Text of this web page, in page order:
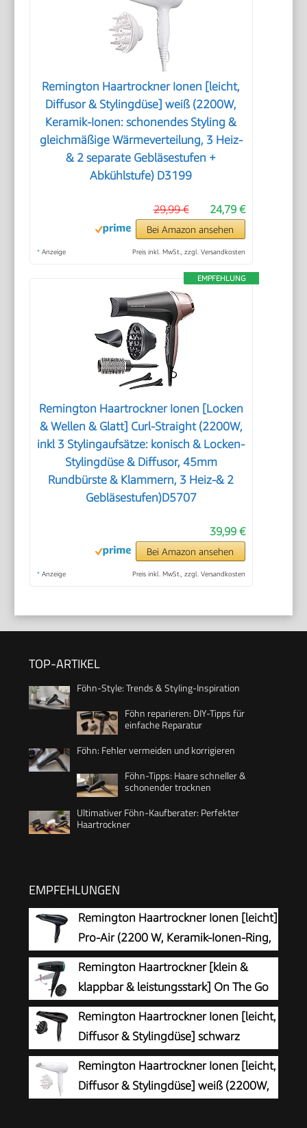
Remington Haartrockner Ionen [leicht,
Diffusor & Stylingdüse] weiß (2200W,
Keramik-Ionen: schonendes Styling &
gleichmäßige Wärmeverteilung, 3 Heiz-
& 2 separate Gebläsestufen +
Abkühlstufe) D3199
24,79 €
29,99 €
Bei Amazon ansehen
* Anzeige Preis inkl. MwSt., zzgl. Versandkosten
EMPFEHLUNG
Remington Haartrockner Ionen [Locken
& Wellen & Glatt] Curl-Straight (2200W,
inkl 3 Stylingaufsätze: konisch & Locken-
Stylingdüse & Diffusor, 45mm
Rundbürste & Klammern, 3 Heiz-& 2
Gebläsestufen)D5707
39,99 €
Bei Amazon ansehen
* Anzeige Preis inkl. MwSt., zzgl. Versandkosten
TOP-ARTIKEL
Föhn-Style: Trends & Styling-Inspiration
Föhn reparieren: DIY-Tipps für
einfache Reparatur
Föhn: Fehler vermeiden und korrigieren
Föhn-Tipps: Haare schneller &
schonender trocknen
Ultimativer Föhn-Kaufberater: Perfekter
Haartrockner
EMPFEHLUNGEN
Remington Haartrockner Ionen [leicht]
Pro-Air (2200 W, Keramik-Ionen-Ring,
Stylingdüse, 3 Heiz- & 2 separate
Gebläsestufen, Abkühlstufe) D5210
Remington Haartrockner [klein &
klappbar & leistungsstark] On The Go
(2000 W, weltweite
Spannungsanpassung 120/220-240V,
Stylingdüse & Diffusor, 2 Kombi-Heiz- &
Gebläsestufen) Reisehaartrockner D1500
Remington Haartrockner Ionen [leicht,
Diffusor & Stylingdüse] schwarz
(2200W, Keramik-Ionen: schonendes
Styling & gleichmäßige Wärmeverteilung, 3
Heiz- & 2 separate Gebläsestufen + Abkühlstufe)
Remington Haartrockner Ionen [leicht,
Diffusor & Stylingdüse] weiß (2200W,